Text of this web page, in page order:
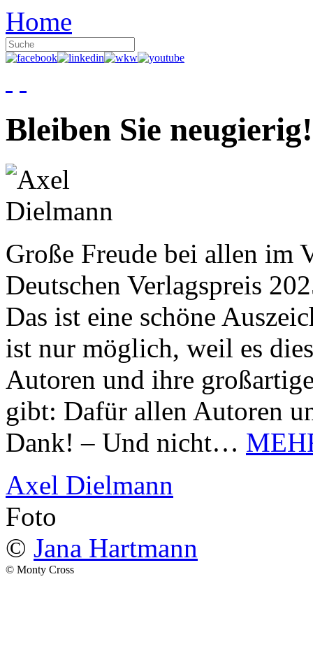
Home
Bleiben Sie neugierig!
Große Freude bei allen im
Deutschen Verlagspreis
Das ist eine schöne
ist nur möglich, weil es
Autoren und ihre
gibt: Dafür allen Autoren
Dank! – Und nicht…
Axel Dielmann
Foto
© Jana Hartmann
© Monty Cross